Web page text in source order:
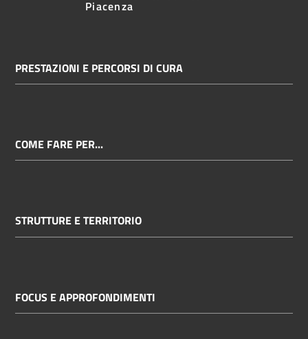
Piacenza
PRESTAZIONI E PERCORSI DI CURA
COME FARE PER...
STRUTTURE E TERRITORIO
FOCUS E APPROFONDIMENTI